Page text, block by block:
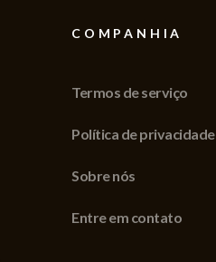
COMPANHIA
Termos de serviço
Política de privacidade
Sobre nós
Entre em contato